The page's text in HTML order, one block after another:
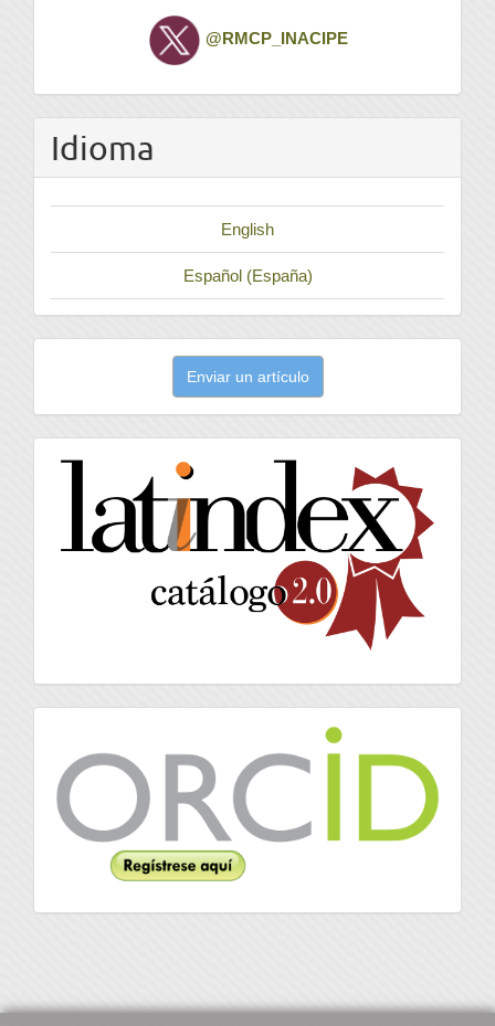
Twitter @RMCP_INACIPE
Idioma
English
Español (España)
artículo
Enviar un artículo
latindex